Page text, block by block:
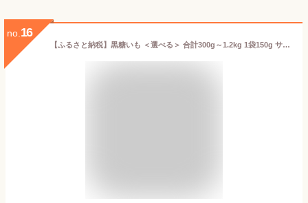
no. 16
【ふるさと納税】黒糖いも ＜選べる＞ 合計300g～1.2kg 1袋150g サツマイモ さつまいも いも 芋菓子 お菓子 お茶菓子 おつまみ 国産 鹿児島県 徳之島 天城町 平瀬製菓 送料無料